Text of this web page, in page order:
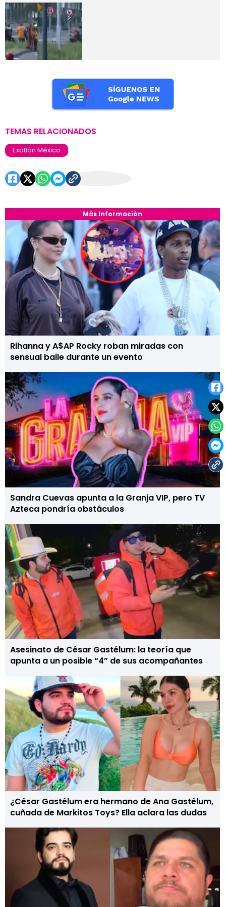
Más Información
Rihanna y A$AP Rocky roban miradas con
sensual baile durante un evento
Sandra Cuevas apunta a la Granja VIP, pero TV
Azteca pondría obstáculos
Asesinato de César Gastélum: la teoría que
apunta a un posible “4” de sus acompañantes
¿César Gastélum era hermano de Ana Gastélum,
cuñada de Markitos Toys? Ella aclara las dudas
TEMAS RELACIONADOS
Exatlón México